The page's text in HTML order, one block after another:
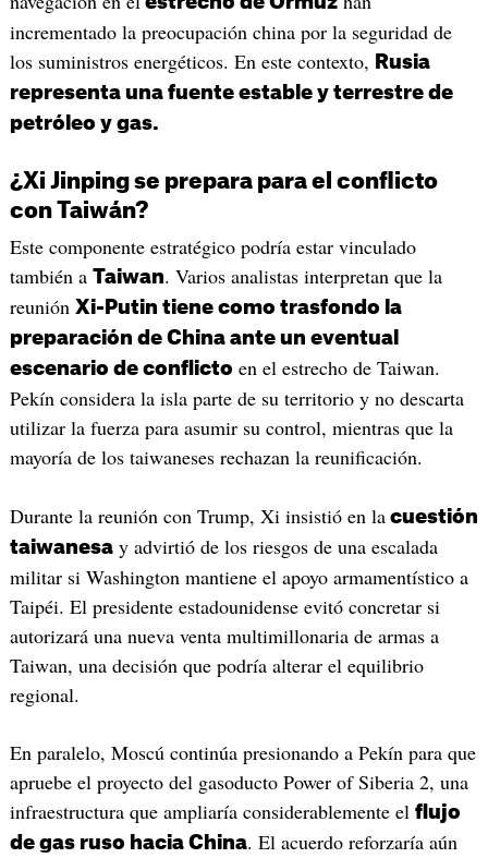
incrementado la preocupación china por la seguridad de
los suministros energéticos. En este contexto, Rusia
representa una fuente estable y terrestre de
petróleo y gas.
¿Xi Jinping se prepara para el conflicto
con Taiwán?
Este componente estratégico podría estar vinculado
también a Taiwan. Varios analistas interpretan que la
reunión Xi-Putin tiene como trasfondo la
preparación de China ante un eventual
escenario de conflicto en el estrecho de Taiwan.
Pekín considera la isla parte de su territorio y no descarta
utilizar la fuerza para asumir su control, mientras que la
mayoría de los taiwaneses rechazan la reunificación.
Durante la reunión con Trump, Xi insistió en la cuestión
taiwanesay advirtió de los riesgos de una escalada
militar si Washington mantiene el apoyo armamentístico a
Taipéi. El presidente estadounidense evitó concretar si
autorizará una nueva venta multimillonaria de armas a
Taiwan, una decisión que podría alterar el equilibrio
regional.
En paralelo, Moscú continúa presionando a Pekín para que
apruebe el proyecto del gasoducto Power of Siberia 2, una
infraestructura que ampliaría considerablemente el flujo
de gas ruso hacia China. El acuerdo reforzaría aún